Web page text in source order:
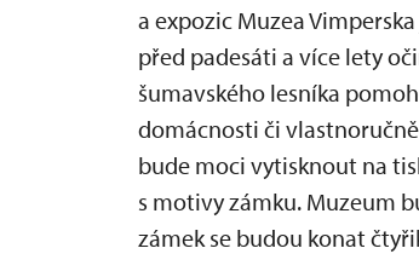
a expozic Muzea
před padesáti a více lety
šumavského lesníka
domácnosti či
bude moci vytisknout na
s motivy zámku. Muzeum
zámek se budou konat